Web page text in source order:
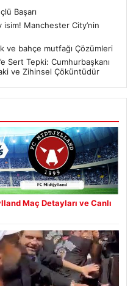
Başarı
isim! Manchester City’nin
ve bahçe mutfağı Çözümleri
Sert Tepki: Cumhurbaşkanı
ve Zihinsel Çöküntüdür
Maç Detayları ve Canlı